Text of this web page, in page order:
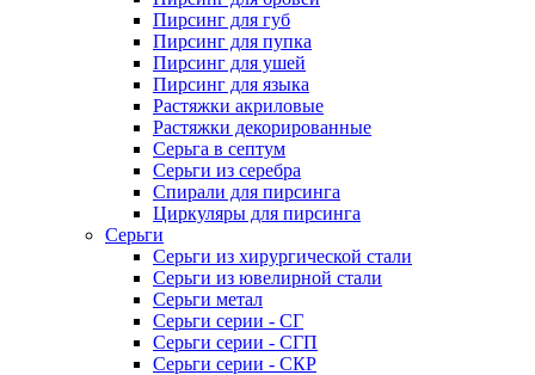
Пирсинг для губ
Пирсинг для пупка
Пирсинг для ушей
Пирсинг для языка
Растяжки акриловые
Растяжки декорированные
Серьга в септум
Серьги из серебра
Спирали для пирсинга
Циркуляры для пирсинга
Серьги
Серьги из хирургической стали
Серьги из ювелирной стали
Серьги метал
Серьги серии - СГ
Серьги серии - СГП
Серьги серии - СКР